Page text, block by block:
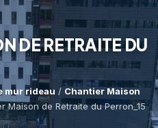
ARAIGNÉE
DE RETRAITE DU
mur rideau / Chantier Maison
Maison de Retraite du Perron_15